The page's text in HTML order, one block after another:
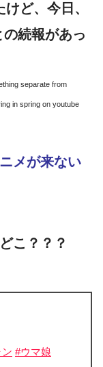
ど、今日、
続報があっ
separate from
in spring on youtube
メが来ない
こ？？？
#ウマ娘